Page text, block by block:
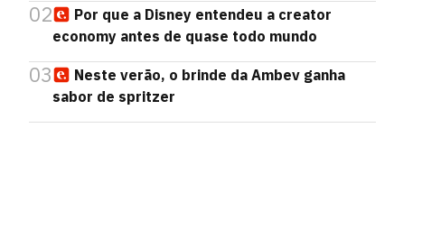
02
Por que a Disney entendeu a creator
economy antes de quase todo mundo
03
Neste verão, o brinde da Ambev ganha
sabor de spritzer